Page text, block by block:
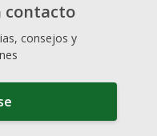
contacto
consejos y